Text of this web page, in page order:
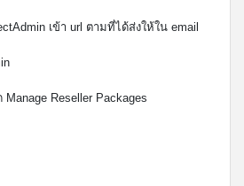
เข้า url ตามที่ได้ส่งให้ใน email
Manage Reseller Packages